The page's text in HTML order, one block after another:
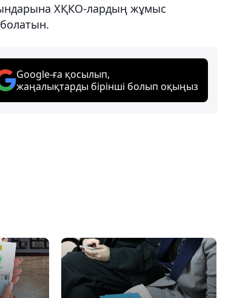
ХҚКО-лардың жұмыс
Google-ға қосылып,
жаңалықтарды бірінші болып оқыңыз